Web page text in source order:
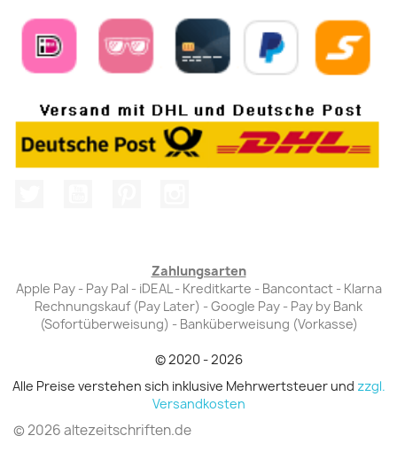
Zahlungsarten
Apple Pay - Pay Pal - iDEAL - Kreditkarte - Bancontact - Klarna
Rechnungskauf (Pay Later) - Google Pay - Pay by Bank
(Sofortüberweisung) - Banküberweisung (Vorkasse)
© 2020 - 2026
Alle Preise verstehen sich inklusive Mehrwertsteuer und zzgl.
Versandkosten
© 2026 altezeitschriften.de